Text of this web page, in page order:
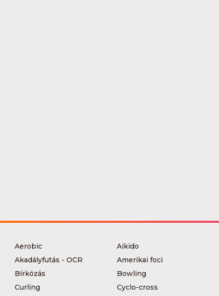
Aerobic
Aikido
Akadályfutás - OCR
Amerikai foci
Bírkózás
Bowling
Curling
Cyclo-cross